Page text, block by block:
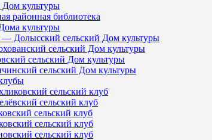
культуры
районная библиотека
культуры
— Долысский сельский Дом культуры
сельский Дом культуры
сельский Дом культуры
сельский Дом культуры
сельский клуб
сельский клуб
сельский клуб
сельский клуб
сельский клуб